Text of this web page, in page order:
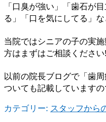
「口臭が強い」「歯石が
る」「口を気にしてる」
当院ではシニアの子の実
方はまずはご相談ください!
以前の院長ブログで「歯
ついても記載していますの
カテゴリー: スタッフから